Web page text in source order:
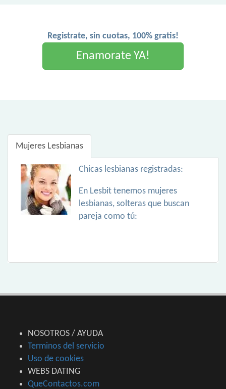
Registrate, sin cuotas, 100% gratis!
Enamorate YA!
Mujeres Lesbianas
Chicas lesbianas registradas:
En Lesbit tenemos mujeres
lesbianas, solteras que buscan
pareja como tú:
NOSOTROS / AYUDA
Terminos del servicio
Uso de cookies
WEBS DATING
QueContactos.com